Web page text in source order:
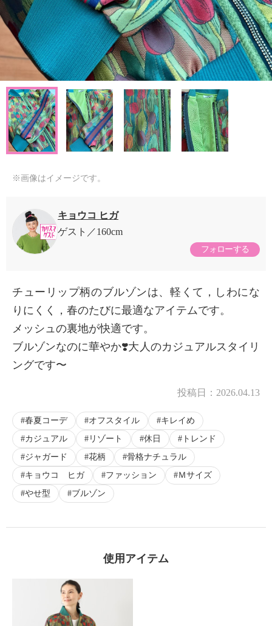
※画像はイメージです。
キョウコ ヒガ
ゲスト
160cm
フォローする
チューリップ柄のブルゾンは、軽くて，しわにな
りにくく，春のたびに最適なアイテムです。
メッシュの裏地が快適です。
ブルゾンなのに華やか❣️大人のカジュアルスタイリ
ングです〜
投稿日： 2026.04.13
春夏コーデ オフスタイル
キレイめ
カジュアル
リゾート 休日
トレンド
ジャガード
花柄
骨格ナチュラル
キョウコ ヒガ
ファッション
Ｍサイズ
やせ型
ブルゾン
使用アイテム